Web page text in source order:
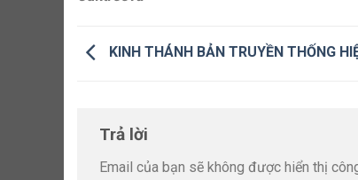
KINH THÁNH BẢN TRUYỀN THỐNG
Trả lời
Email của bạn sẽ không được hiển thị